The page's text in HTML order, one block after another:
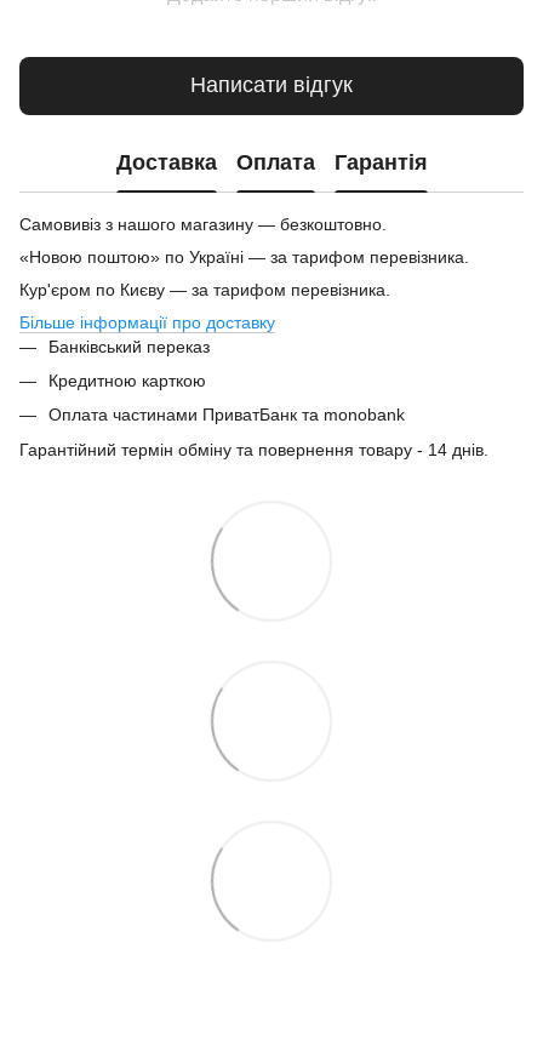
Написати відгук
Доставка Оплата Гарантія
Самовивіз з нашого магазину — безкоштовно.
«Новою поштою» по Україні — за тарифом перевізника.
Кур'єром по Києву — за тарифом перевізника.
Більше інформації про доставку
Банківський переказ
Кредитною карткою
Оплата частинами ПриватБанк та monobank
Гарантійний термін обміну та повернення товару - 14 днів.